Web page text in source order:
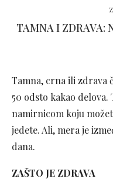
TAMNA I ZDRAVA:
Tamna, crna ili zdrava
50 odsto kakao
namirnicom koju
jedete. Ali, mera je
dana.
ZAŠTO JE ZDRAVA